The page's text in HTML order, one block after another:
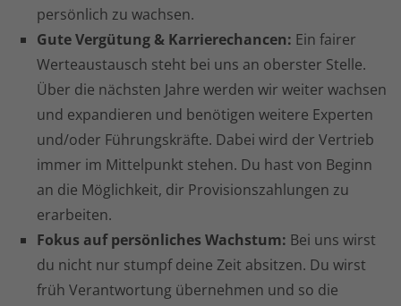
persönlich zu wachsen.
Gute Vergütung & Karrierechancen: Ein fairer
Werteaustausch steht bei uns an oberster Stelle.
Über die nächsten Jahre werden wir weiter wachsen
und expandieren und benötigen weitere Experten
und/oder Führungskräfte. Dabei wird der Vertrieb
immer im Mittelpunkt stehen. Du hast von Beginn
an die Möglichkeit, dir Provisionszahlungen zu
erarbeiten.
Fokus auf persönliches Wachstum: Bei uns wirst
du nicht nur stumpf deine Zeit absitzen. Du wirst
früh Verantwortung übernehmen und so die